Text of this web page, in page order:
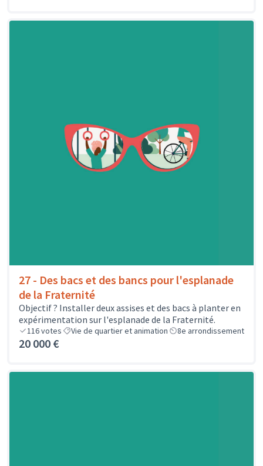
27 - Des bacs et des bancs pour l'esplanade
de la Fraternité
Objectif ? Installer deux assises et des bacs à planter en
expérimentation sur l'esplanade de la Fraternité.
116votes Vie de quartier et animation 8e arrondissement
20 000 €